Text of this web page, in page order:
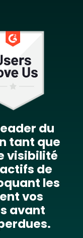
du
tant que
visibilité
de
les
vos
avant